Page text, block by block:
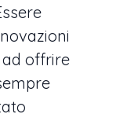
offrire